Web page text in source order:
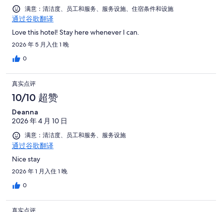
满意：清洁度、员工和服务、服务设施、住宿条件和设施
通过谷歌翻译
Love this hotel! Stay here whenever I can.
2026 年 5 月入住 1 晚
0
真实点评
10/10 超赞
Deanna
2026 年 4 月 10 日
满意：清洁度、员工和服务、服务设施
通过谷歌翻译
Nice stay
2026 年 1 月入住 1 晚
0
真实点评